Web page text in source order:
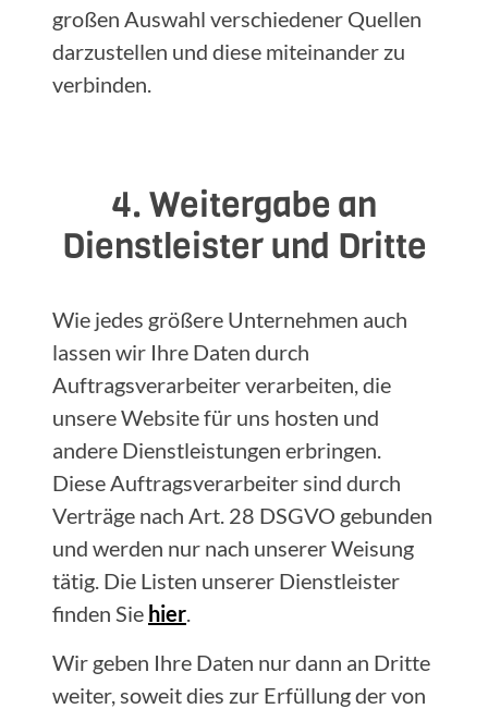
großen Auswahl verschiedener Quellen
darzustellen und diese miteinander zu
verbinden.
4. Weitergabe an
Dienstleister und Dritte
Wie jedes größere Unternehmen auch
lassen wir Ihre Daten durch
Auftragsverarbeiter verarbeiten, die
unsere Website für uns hosten und
andere Dienstleistungen erbringen.
Diese Auftragsverarbeiter sind durch
Verträge nach Art. 28 DSGVO gebunden
und werden nur nach unserer Weisung
tätig. Die Listen unserer Dienstleister
finden Sie hier.
Wir geben Ihre Daten nur dann an Dritte
weiter, soweit dies zur Erfüllung der von